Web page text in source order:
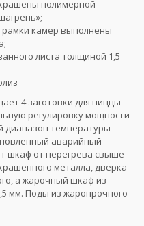
полимерной
рамки камер выполнены
листа толщиной 1,5
4 заготовки для пиццы
регулировку мощности
диапазон температуры
аварийный
шкаф от перегрева свыше
металла, дверка
а жарочный шкаф из
мм. Поды из жаропрочного